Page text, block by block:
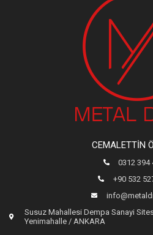
CEMALETTIN
0312 394
+90 532
Susuz Mahallesi Dempa Sanayi
Yenimahalle / ANKARA